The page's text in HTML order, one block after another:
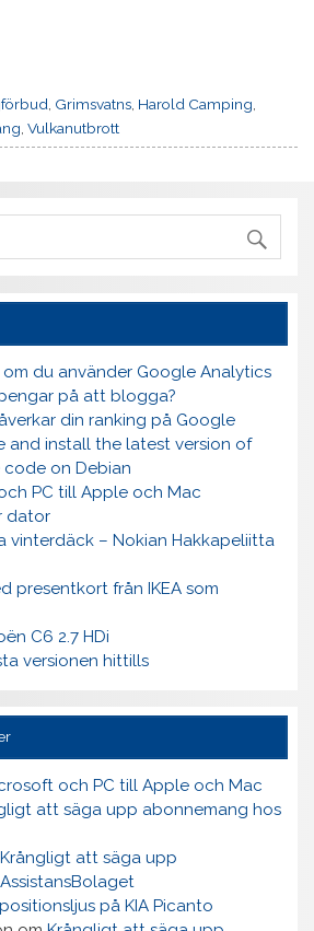
Grimsvatns Harold Camping
,Vulkanutbrott
du använder Google Analytics
på att blogga?
din ranking på Google
and install the latest version of
code on Debian
PC till Apple och Mac
dator
vinterdäck – Nokian Hakkapeliitta
presentkort från IKEA som
C6 2.7 HDi
versionen hittills
och PC till Apple och Mac
att säga upp abonnemang hos
Krångligt att säga upp
på KIA Picanto